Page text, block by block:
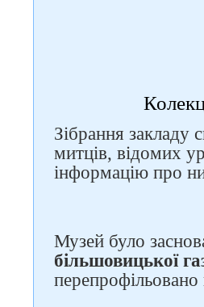
Зібрання закладу
митців, відомих
інформацію про
Музей було
більшовицької